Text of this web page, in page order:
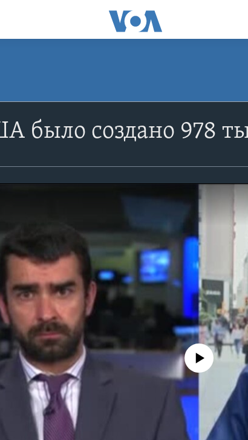
было создано 978
No media source currently